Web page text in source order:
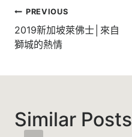
文
章
導
覽
PREVIOUS
2019新加坡萊佛士│來自
獅城的熱情
Similar Posts